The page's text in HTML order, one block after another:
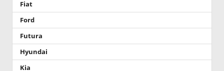
Fiat
Ford
Futura
Hyundai
Kia